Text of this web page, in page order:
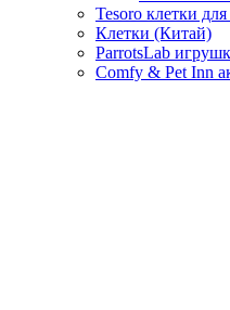
Tesoro клетки
Клетки (Китай)
ParrotsLab
Comfy & Pet Inn